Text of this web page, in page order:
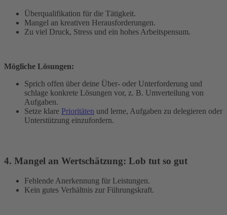
Überqualifikation für die Tätigkeit.
Mangel an kreativen Herausforderungen.
Zu viel Druck, Stress und ein hohes Arbeitspensum.
Mögliche Lösungen:
Sprich offen über deine Über- oder Unterforderung und
schlage konkrete Lösungen vor, z. B. Umverteilung von
Aufgaben.
Setze klare Prioritäten und lerne, Aufgaben zu delegieren oder
Unterstützung einzufordern.
4. Mangel an Wertschätzung: Lob tut so gut
Fehlende Anerkennung für Leistungen.
Kein gutes Verhältnis zur Führungskraft.